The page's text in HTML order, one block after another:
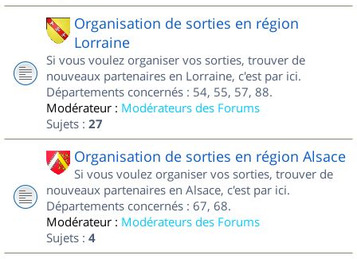
Organisation de sorties en région
Lorraine
Si vous voulez organiser vos sorties, trouver de
nouveaux partenaires en Lorraine, c'est par ici.
Départements concernés : 54, 55, 57, 88.
Modérateur : Modérateurs des Forums
Sujets : 27
Organisation de sorties en région Alsace
Si vous voulez organiser vos sorties, trouver de
nouveaux partenaires en Alsace, c'est par ici.
Départements concernés : 67, 68.
Modérateur : Modérateurs des Forums
Sujets : 4